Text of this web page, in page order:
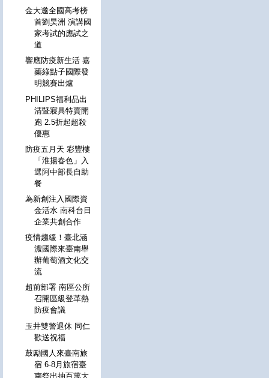
金大邀全國高考榜
首劉昊洲 演講國
家考試的應試之
道
響應防疫新生活 嘉
藥綠點子國際發
明競賽出爐
PHILIPS福利品出
清暨寢具特賣開
跑 2.5折起超殺
優惠
防疫五月天 彩豐樓
「淮揚春色」入
選阿中部長自助
餐
為新創注入國際資
金活水 南科台日
企業共創合作
疫情趨緩！臺北涵
濃國際來臺南舉
辦葡萄酒文化交
流
超前部署 南區公所
召開區級登革熱
防疫會議
玉井雙警退休 同仁
歡送祝福
鼓勵國人來臺南旅
宿 6-8月旅宿臺
南祭出抽百萬大